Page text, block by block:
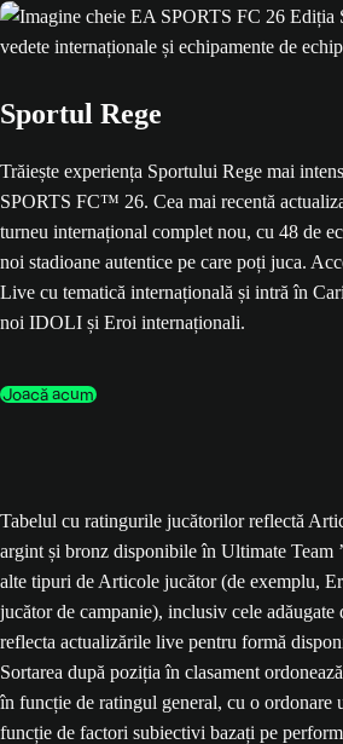
Sportul Rege
Trăiește experiența Sportului Rege mai
SPORTS FC™ 26. Cea mai recentă
turneu internațional complet nou, cu 48 de
noi stadioane autentice pe care poți juca.
Live cu tematică internațională și intră în
noi IDOLI și Eroi internaționali.
Joacă acum
Tabelul cu ratingurile jucătorilor reflectă
argint și bronz disponibile în Ultimate Team
alte tipuri de Articole jucător (de exemplu,
jucător de campanie), inclusiv cele adăugate
reflecta actualizările live pentru formă
Sortarea după poziția în clasament
în funcție de ratingul general, cu o ordonare
funcție de factori subiectivi bazați pe